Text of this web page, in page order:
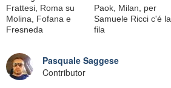
Frattesi, Roma su
Molina, Fofana e
Fresneda
Paok, Milan, per
Samuele Ricci c'é la
fila
Pasquale Saggese
Contributor